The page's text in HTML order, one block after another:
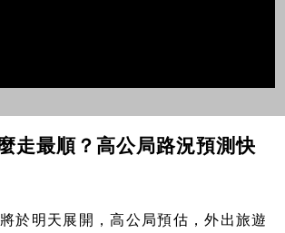
走最順？高公局路況預測快
於明天展開，高公局預估，外出旅遊